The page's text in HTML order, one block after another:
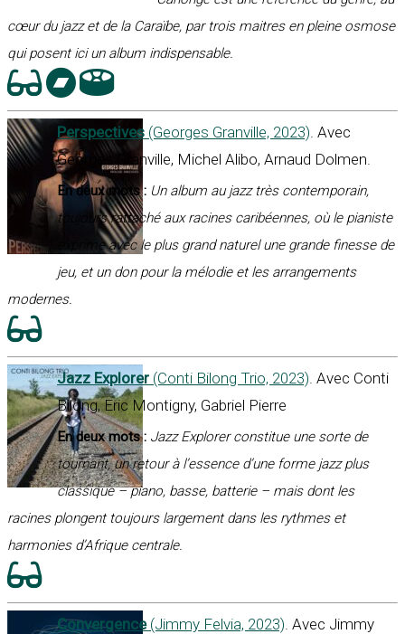
cœur du jazz et de la Caraïbe, par trois maitres en pleine osmose
qui posent ici un album indispensable.
Perspectives (Georges Granville, 2023). Avec
Georges Granville, Michel Alibo, Arnaud Dolmen.
En deux mots : Un album au jazz très contemporain,
toujours rattaché aux racines caribéennes, où le pianiste
exprime avec le plus grand naturel une grande finesse de
jeu, et un don pour la mélodie et les arrangements
modernes.
Jazz Explorer (Conti Bilong Trio, 2023). Avec Conti
Bilong, Eric Montigny, Gabriel Pierre
En deux mots : Jazz Explorer constitue une sorte de
tournant, un retour à l’essence d’une forme jazz plus
classique – piano, basse, batterie – mais dont les
racines plongent toujours largement dans les rythmes et
harmonies d’Afrique centrale.
Convergence(Jimmy Felvia, 2023). Avec Jimmy